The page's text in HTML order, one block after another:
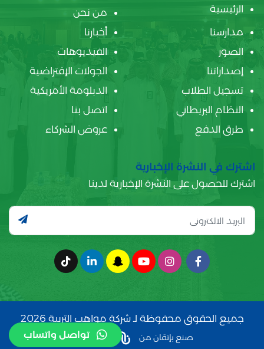
تواصل واتساب
الرئيسية
من نحن
مدارسنا
أخبارنا
الصور
الفيديوهات
إصداراتنا
الجولات الإفتراضية
تسجيل الطلاب
الدبلومة الأمريكية
النظام البريطاني
اتصل بنا
طرق الدفع
عروض الشركاء
اشترك في النشرة الإخبارية
اشترك للحصول على النشرة الإخبارية لدينا
جميع الحقوق محفوظة لـ شركة مواهب التربية 2026
صنع بإتقان من